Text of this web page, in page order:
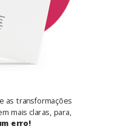
as transformações
mais claras, para,
erro!